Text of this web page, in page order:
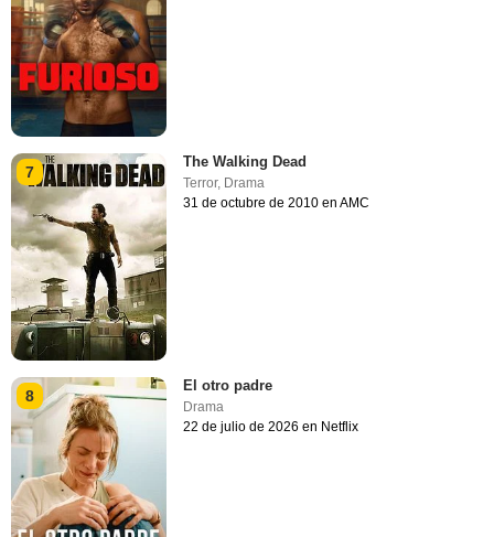
7
The Walking Dead
Terror, Drama
31 de octubre de 2010 en AMC
8
El otro padre
Drama
22 de julio de 2026 en Netflix